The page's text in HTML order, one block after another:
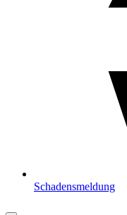
Schadensmeldung